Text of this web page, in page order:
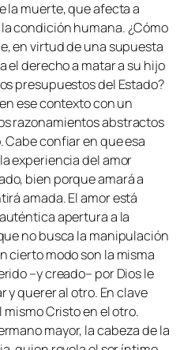
la muerte, que afecta a
condición humana. ¿Cómo
en virtud de una supuesta
el derecho a matar a su hijo
presupuestos del Estado?
ese contexto con un
razonamientos abstractos
confiar en que esa
experiencia del amor
bien porque amará a
amada. El amor está
apertura a la
no busca la manipulación
cierto modo son la misma
–y creado– por Dios le
y querer al otro. En clave
Cristo en el otro.
mayor, la cabeza de la